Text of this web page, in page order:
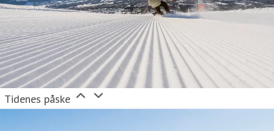
Tidenes påske